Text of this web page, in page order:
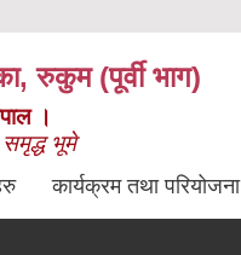
रुकुम (पूर्वी भाग)
।
समृद्ध भूमे
कार्यक्रम तथा परियोजना